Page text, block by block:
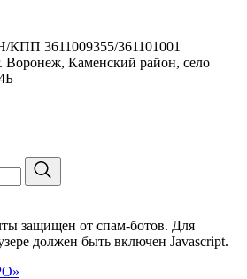
3611009355/361101001
Воронеж, Каменский район, село
защищен от спам-ботов. Для